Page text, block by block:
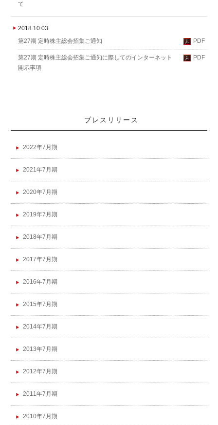
て
2018.10.03
第27期 定時株主総会招集ご通知
PDF
第27期 定時株主総会招集ご通知に際してのインターネット
開示事項
PDF
プレスリリース
2022年7月期
2021年7月期
2020年7月期
2019年7月期
2018年7月期
2017年7月期
2016年7月期
2015年7月期
2014年7月期
2013年7月期
2012年7月期
2011年7月期
2010年7月期